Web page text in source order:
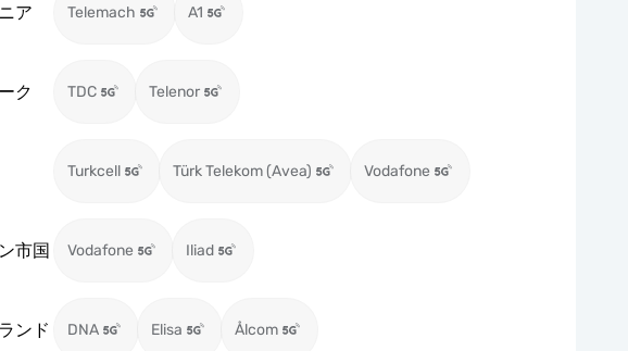
ア Telemach A1
ク TDC Telenor
Turkcell Türk Telekom (Avea) Vodafone
市国 Vodafone Iliad
ンド DNA Elisa Ålcom